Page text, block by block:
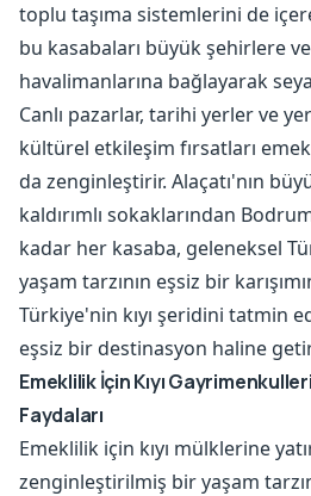
toplu taşıma sistemlerini de
bu kasabaları büyük şehirlere
havalimanlarına bağlayarak
Canlı pazarlar, tarihi yerler ve
kültürel etkileşim fırsatları
da zenginleştirir. Alaçatı'nın
kaldırımlı sokaklarından
kadar her kasaba, geleneksel
yaşam tarzının eşsiz bir
Türkiye'nin kıyı şeridini tatmin
eşsiz bir destinasyon haline
Emeklilik İçin Kıyı
Faydaları
Emeklilik için kıyı mülklerine
zenginleştirilmiş bir yaşam